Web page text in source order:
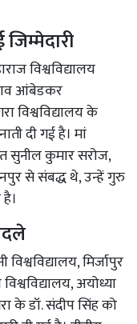
विश्वविद्यालय
आंबेडकर
विश्वविद्यालय के
दी गई है। मां
सुनील कुमार सरोज,
से संबद्ध थे, उन्हें गुरु
मिर्जापुर
अयोध्या
के डॉ. संदीप सिंह को